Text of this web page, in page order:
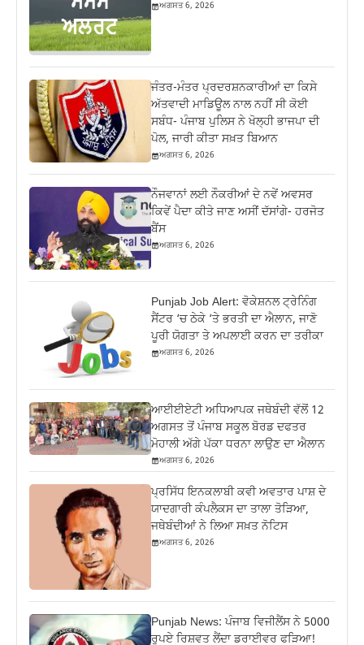
ਅਗਸਤ 6, 2026
ਜੰਤਰ-ਮੰਤਰ ਪ੍ਰਦਰਸ਼ਨਕਾਰੀਆਂ ਦਾ ਕਿਸੇ
ਅੱਤਵਾਦੀ ਮਾਡਿਊਲ ਨਾਲ ਨਹੀਂ ਸੀ ਕੋਈ
ਸਬੰਧ- ਪੰਜਾਬ ਪੁਲਿਸ ਨੇ ਖੋਲ੍ਹੀ ਭਾਜਪਾ ਦੀ
ਪੋਲ, ਜਾਰੀ ਕੀਤਾ ਸਖ਼ਤ ਬਿਆਨ
ਅਗਸਤ 6, 2026
ਨੌਜਵਾਨਾਂ ਲਈ ਨੌਕਰੀਆਂ ਦੇ ਨਵੇਂ ਅਵਸਰ
ਕਿਵੇਂ ਪੈਦਾ ਕੀਤੇ ਜਾਣ ਅਸੀਂ ਦੱਸਾਂਗੇ- ਹਰਜੋਤ
ਬੈਂਸ
ਅਗਸਤ 6, 2026
Punjab Job Alert: ਵੋਕੇਸ਼ਨਲ ਟ੍ਰੇਨਿੰਗ
ਸੈਂਟਰ ‘ਚ ਠੇਕੇ ‘ਤੇ ਭਰਤੀ ਦਾ ਐਲਾਨ, ਜਾਣੋ
ਪੂਰੀ ਯੋਗਤਾ ਤੇ ਅਪਲਾਈ ਕਰਨ ਦਾ ਤਰੀਕਾ
ਅਗਸਤ 6, 2026
ਆਈਈਏਟੀ ਅਧਿਆਪਕ ਜਥੇਬੰਦੀ ਵੱਲੋਂ 12
ਅਗਸਤ ਤੋਂ ਪੰਜਾਬ ਸਕੂਲ ਬੋਰਡ ਦਫਤਰ
ਮੋਹਾਲੀ ਅੱਗੇ ਪੱਕਾ ਧਰਨਾ ਲਾਉਣ ਦਾ ਐਲਾਨ
ਅਗਸਤ 6, 2026
ਪ੍ਰਸਿੱਧ ਇਨਕਲਾਬੀ ਕਵੀ ਅਵਤਾਰ ਪਾਸ਼ ਦੇ
ਯਾਦਗਾਰੀ ਕੰਪਲੈਕਸ ਦਾ ਤਾਲਾ ਤੋੜਿਆ,
ਜਥੇਬੰਦੀਆਂ ਨੇ ਲਿਆ ਸਖ਼ਤ ਨੋਟਿਸ
ਅਗਸਤ 6, 2026
Punjab News: ਪੰਜਾਬ ਵਿਜੀਲੈਂਸ ਨੇ 5000
ਰੁਪਏ ਰਿਸ਼ਵਤ ਲੈਂਦਾ ਡਰਾਈਵਰ ਫੜਿਆ!